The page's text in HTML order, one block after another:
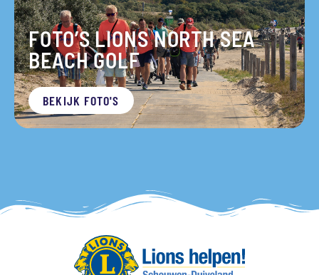
FOTO’S LIONS NORTH SEA
BEACH GOLF
BEKIJK FOTO'S